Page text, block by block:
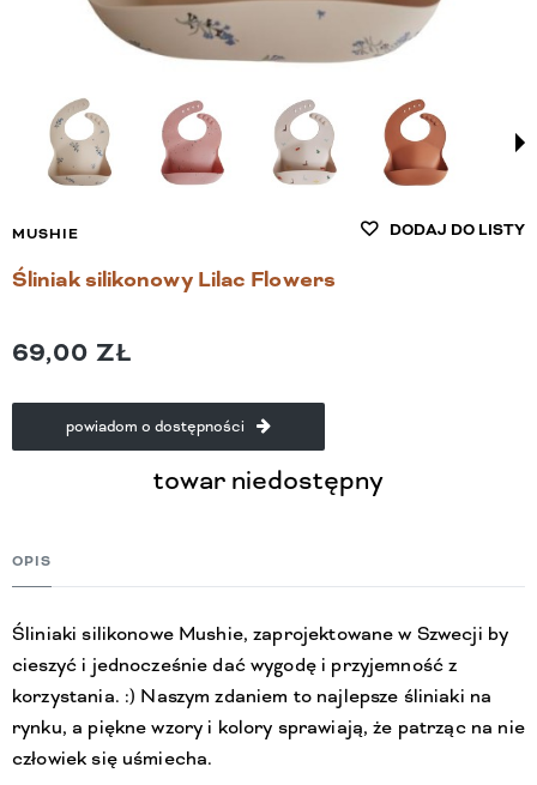
DODAJ DO LISTY
MUSHIE
Śliniak silikonowy Lilac Flowers
69,00 ZŁ
powiadom o dostępności
towar niedostępny
OPIS
Śliniaki silikonowe Mushie, zaprojektowane w Szwecji by
cieszyć i jednocześnie dać wygodę i przyjemność z
korzystania. :) Naszym zdaniem to najlepsze śliniaki na
rynku, a piękne wzory i kolory sprawiają, że patrząc na nie
człowiek się uśmiecha.